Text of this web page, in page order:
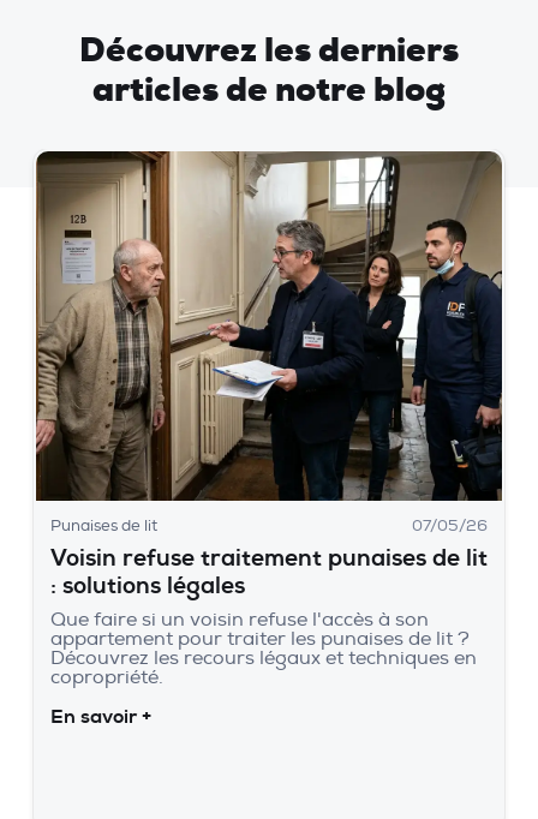
Découvrez les derniers
articles de notre blog
Punaises de lit 07/05/26
Voisin refuse traitement punaises de lit
: solutions légales
Que faire si un voisin refuse l'accès à son
appartement pour traiter les punaises de lit ?
Découvrez les recours légaux et techniques en
copropriété.
En savoir +